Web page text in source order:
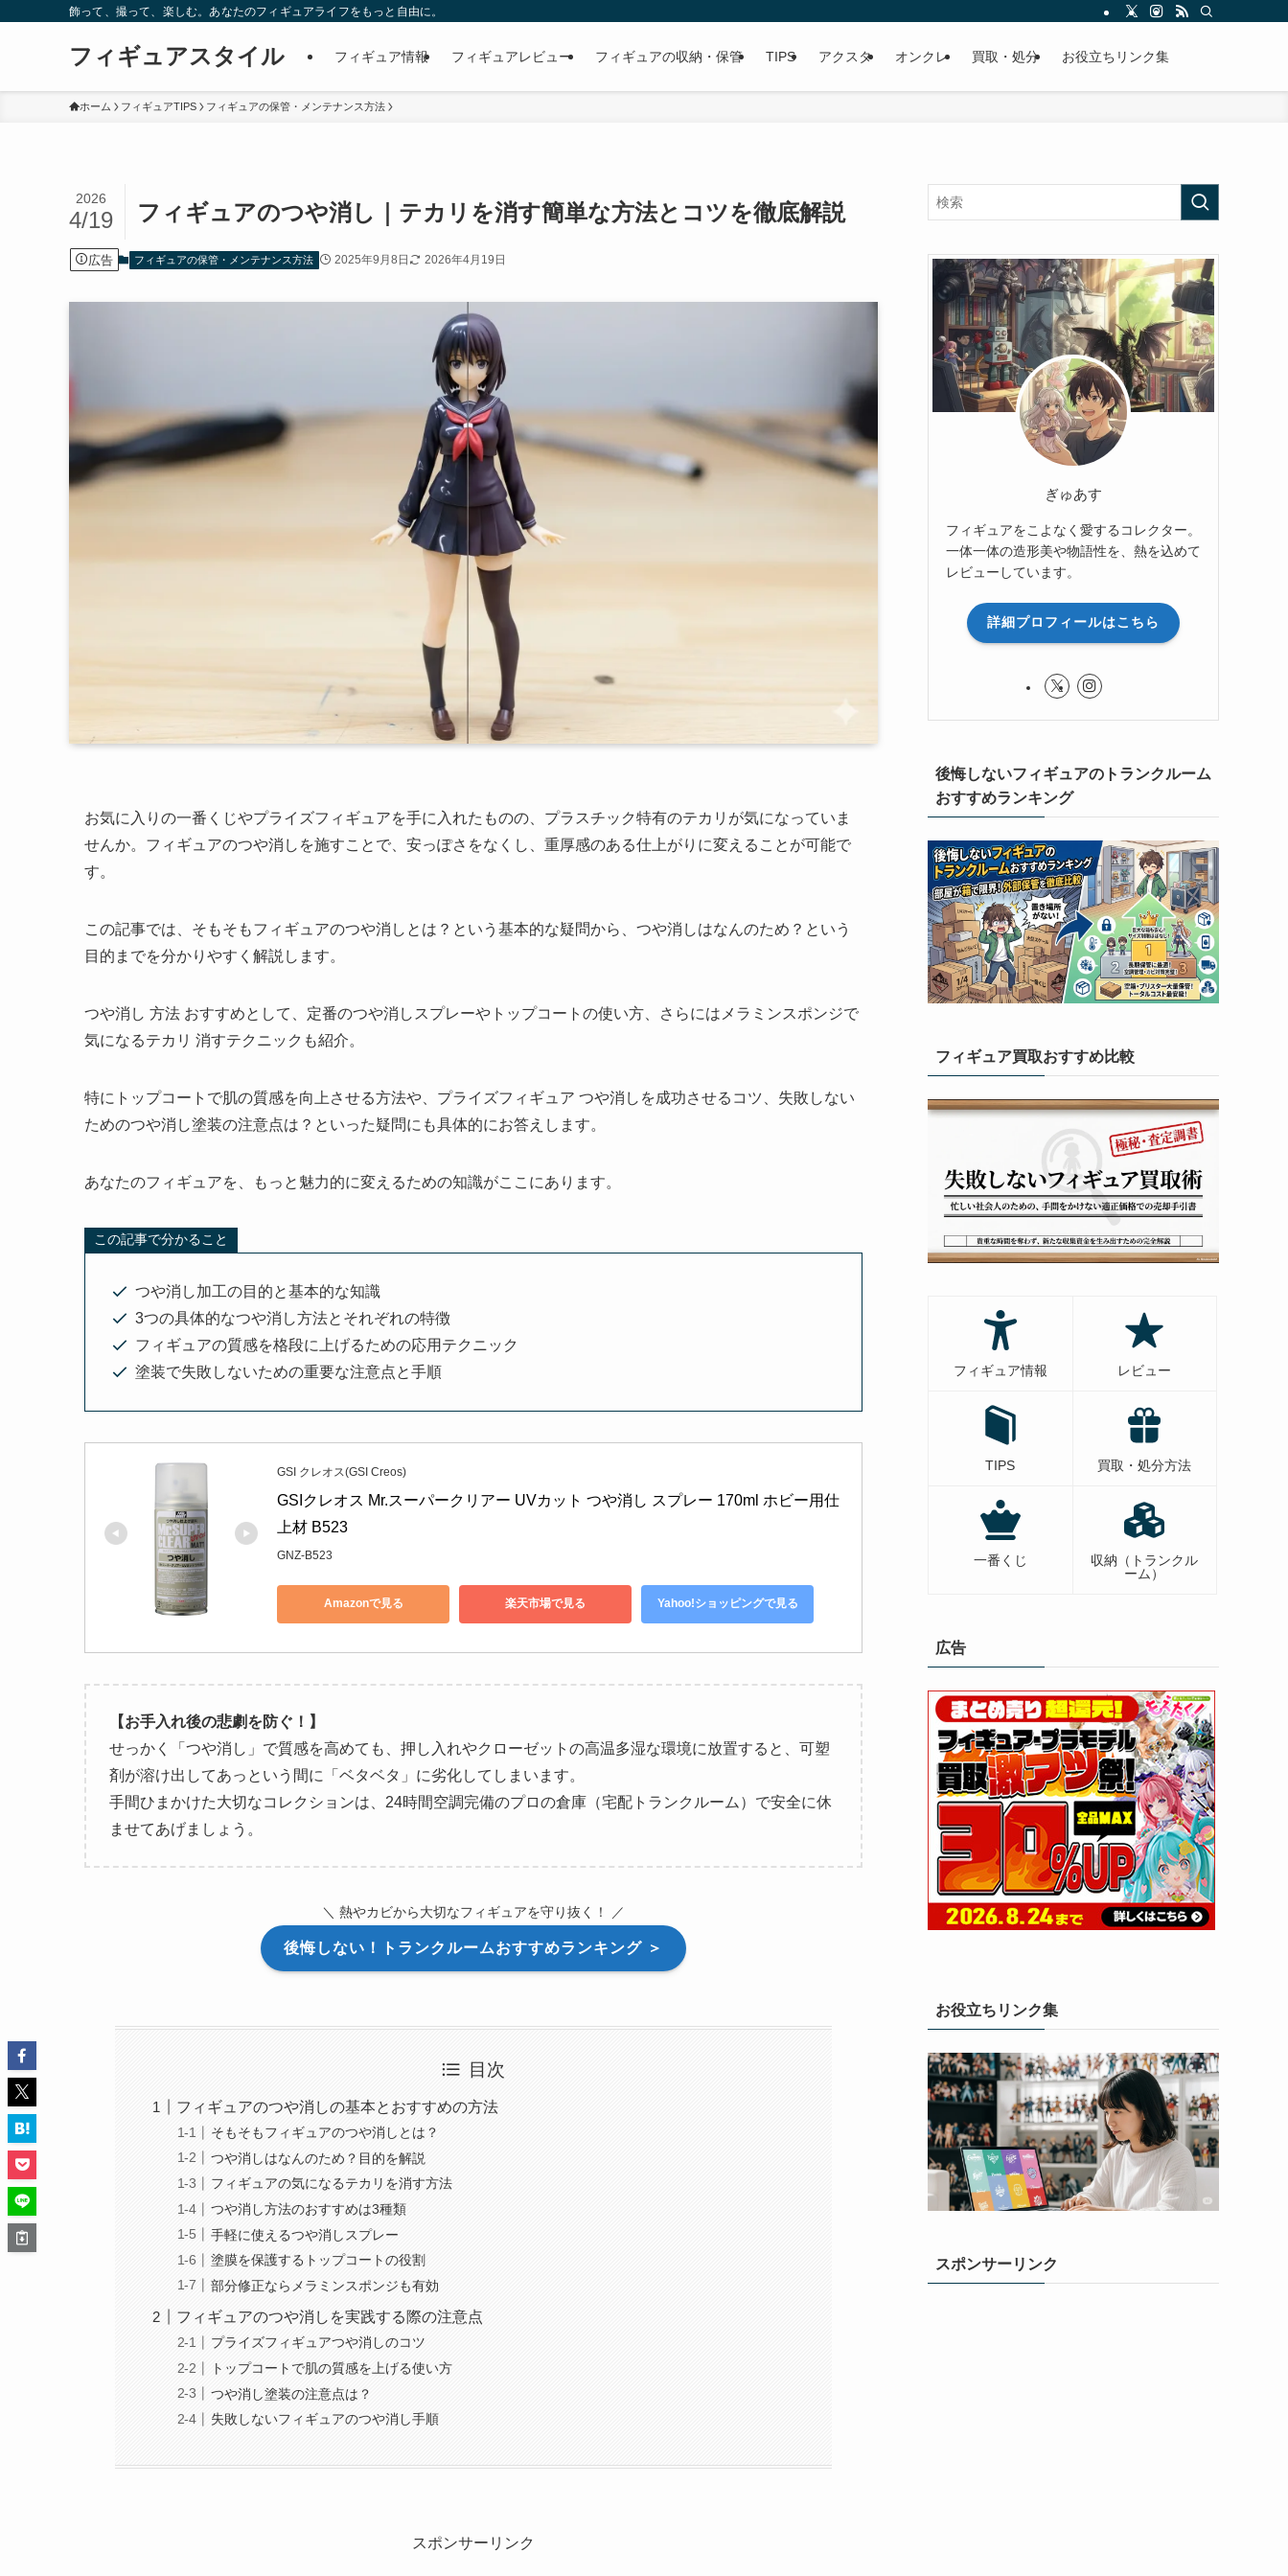
飾って、撮って、楽しむ。あなたのフィギュアライフをもっと自由に。
フィギュアスタイル フィギュア情報 フィギュアレビュー フィギュアの収納・保管 TIPS アクスタ オンクレ 買取・処分 お役立ちリンク集
ホーム フィギュアTIPS フィギュアの保管・メンテナンス方法
フィギュアのつや消し｜テカリを消す簡単な方法とコツを徹底解説
2026
4/19
広告 フィギュアの保管・メンテナンス方法 2025年9月8日 2026年4月19日
お気に入りの一番くじやプライズフィギュアを手に入れたものの、プラスチック特有のテカリが気になっていま
せんか。フィギュアのつや消しを施すことで、安っぽさをなくし、重厚感のある仕上がりに変えることが可能で
す。
この記事では、そもそもフィギュアのつや消しとは？という基本的な疑問から、つや消しはなんのため？という
目的までを分かりやすく解説します。
つや消し 方法 おすすめとして、定番のつや消しスプレーやトップコートの使い方、さらにはメラミンスポンジで
気になるテカリ 消すテクニックも紹介。
特にトップコートで肌の質感を向上させる方法や、プライズフィギュア つや消しを成功させるコツ、失敗しない
ためのつや消し塗装の注意点は？といった疑問にも具体的にお答えします。
あなたのフィギュアを、もっと魅力的に変えるための知識がここにあります。
この記事で分かること
つや消し加工の目的と基本的な知識
3つの具体的なつや消し方法とそれぞれの特徴
フィギュアの質感を格段に上げるための応用テクニック
塗装で失敗しないための重要な注意点と手順
GSI クレオス(GSI Creos)
GSIクレオス Mr.スーパークリアー UVカット つや消し スプレー 170ml ホビー用仕
上材 B523
GNZ-B523
Amazonで見る 楽天市場で見る Yahoo!ショッピングで見る
【お手入れ後の悲劇を防ぐ！】
せっかく「つや消し」で質感を高めても、押し入れやクローゼットの高温多湿な環境に放置すると、可塑
剤が溶け出してあっという間に「ベタベタ」に劣化してしまいます。
手間ひまかけた大切なコレクションは、24時間空調完備のプロの倉庫（宅配トランクルーム）で安全に休
ませてあげましょう。
＼ 熱やカビから大切なフィギュアを守り抜く！ ／
後悔しない！トランクルームおすすめランキング ＞
目次
フィギュアのつや消しの基本とおすすめの方法
そもそもフィギュアのつや消しとは？
つや消しはなんのため？目的を解説
フィギュアの気になるテカリを消す方法
つや消し方法のおすすめは3種類
手軽に使えるつや消しスプレー
塗膜を保護するトップコートの役割
部分修正ならメラミンスポンジも有効
フィギュアのつや消しを実践する際の注意点
プライズフィギュアつや消しのコツ
トップコートで肌の質感を上げる使い方
つや消し塗装の注意点は？
失敗しないフィギュアのつや消し手順
スポンサーリンク
ぎゅあす
フィギュアをこよなく愛するコレクター。
一体一体の造形美や物語性を、熱を込めて
レビューしています。
詳細プロフィールはこちら
後悔しないフィギュアのトランクルーム
おすすめランキング
フィギュア買取おすすめ比較
フィギュア情報 レビュー
TIPS 買取・処分方法
一番くじ
収納（トランクル
ーム）
広告
お役立ちリンク集
スポンサーリンク